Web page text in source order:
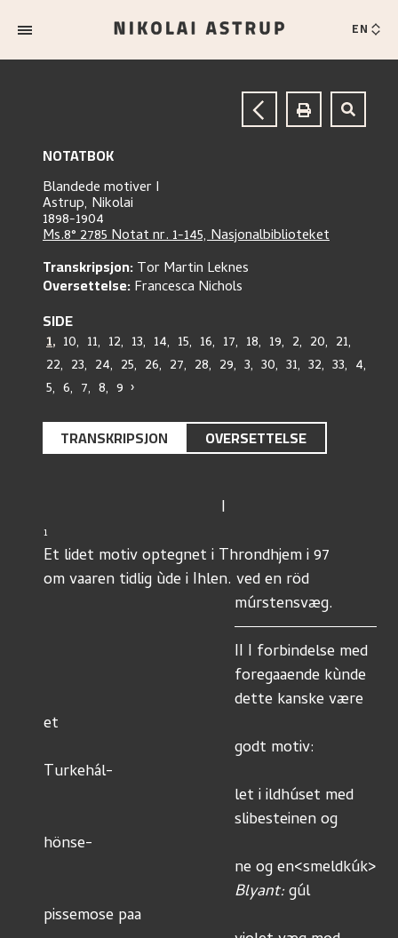
EN
NOTATBOK
Blandede motiver I
Astrup, Nikolai
1898-1904
Ms.8° 2785 Notat nr. 1-145, Nasjonalbiblioteket
Transkripsjon:Tor Martin Leknes
Oversettelse:Francesca Nichols
SIDE
1, 10, 11, 12, 13, 14, 15, 16, 17, 18, 19, 2, 20, 21,
22, 23, 24, 25, 26, 27, 28, 29, 3, 30, 31, 32, 33, 4,
5, 6, 7, 8, 9 ›
TRANSKRIPSJON OVERSETTELSE
1
Et lidet motiv optegnet i Throndhjem i 97
om vaaren tidlig ùde i Ihlen. ved en röd
                                	   II I forbindelse med
                         	           foregaaende kùnde
et
Turkehál-
                                	   let i ildhúset med
hönse-
Blyant: gúl
pissemose paa